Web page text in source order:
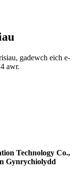
gadewch eich e-
awr.
Technology Co.,
Gynrychiolydd